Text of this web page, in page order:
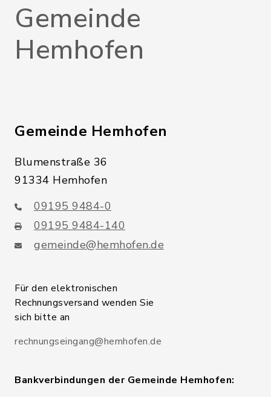
Gemeinde
Hemhofen
Gemeinde Hemhofen
Blumenstraße 36
91334 Hemhofen
09195 9484-0
09195 9484-140
gemeinde@hemhofen.de
Für den elektronischen
Rechnungsversand wenden Sie
sich bitte an
rechnungseingang@hemhofen.de
Bankverbindungen der Gemeinde Hemhofen: